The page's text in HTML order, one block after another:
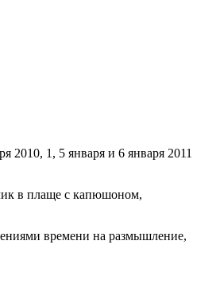
2010, 1, 5 января и 6 января 2011
в плаще с капюшоном,
времени на размышление,